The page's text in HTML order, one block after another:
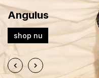
Angulus
shop nu